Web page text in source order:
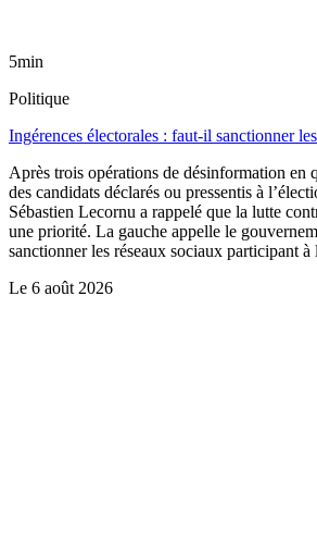
5min
Politique
Ingérences électorales : faut-il sanctionner
Après trois opérations de désinformation en
des candidats déclarés ou pressentis à
Sébastien Lecornu a rappelé que la lutte
une priorité. La gauche appelle le
sanctionner les réseaux sociaux participant
Le 6 août 2026